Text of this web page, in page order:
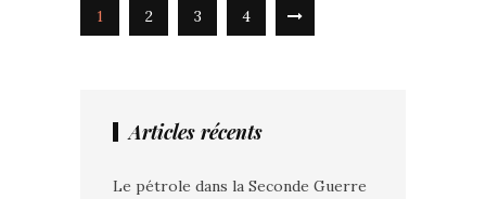
1 2 3 4
Articles récents
Le pétrole dans la Seconde Guerre